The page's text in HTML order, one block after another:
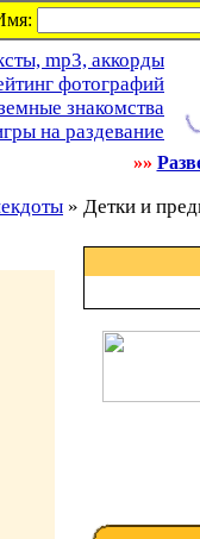
mp3, аккорды
фотографий
знакомства
на раздевание
»»
» Детки и